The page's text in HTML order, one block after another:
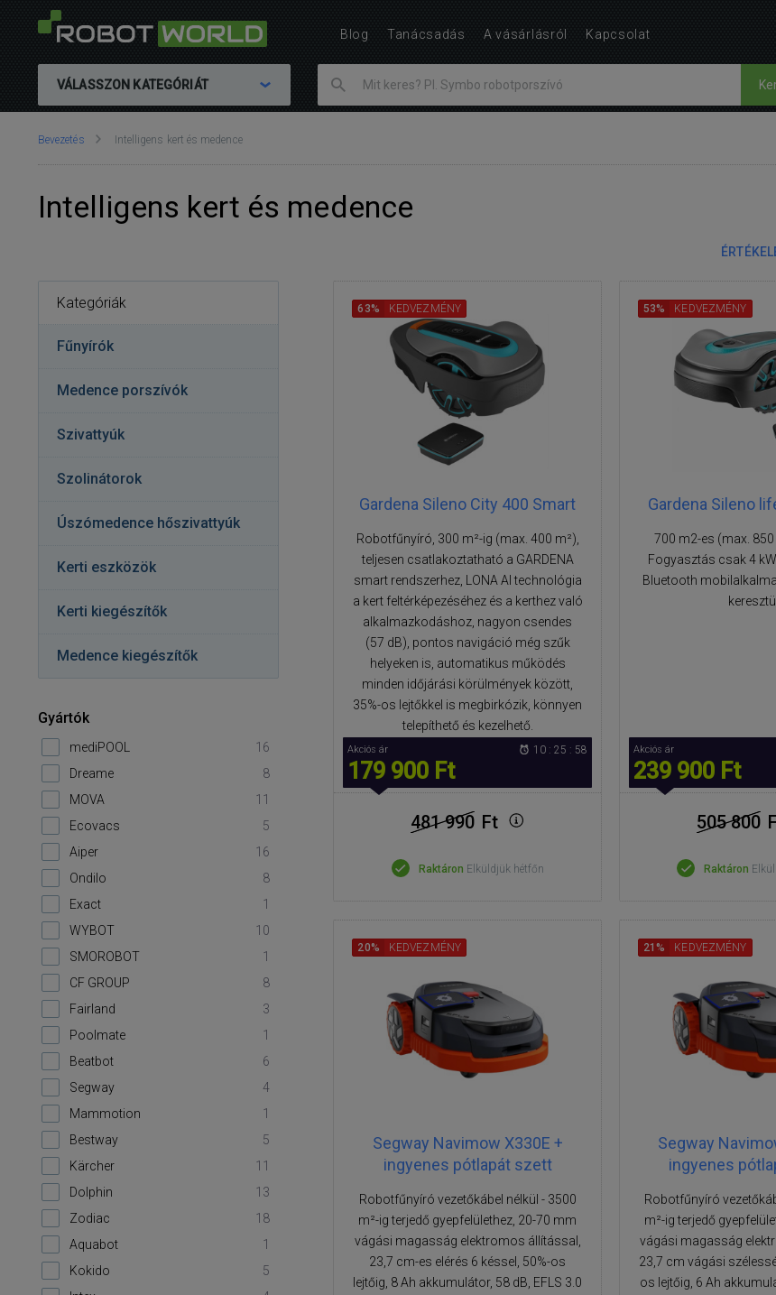
VÁLASSZON KATEGÓRIÁT
Ön
Bevezetés Intelligens kert és medence
Intelligens kert és medence
Gardena Sileno City 400 Smart
Robotfűnyíró, 300 m²-ig (max. 400 m²),
teljesen csatlakoztatható a GARDENA
smart rendszerhez, LONA AI technológia
a kert feltérképezéséhez és a kerthez való
alkalmazkodáshoz, nagyon csendes
(57 dB), pontos navigáció még szűk
helyeken is, automatikus működés
minden időjárási körülmények között,
35%-os lejtőkkel is megbirkózik, könnyen
telepíthető és kezelhető.
63% KEDVEZMÉNY
Akciós ár
179 900 Ft
10 : 25 : 57
481 990 Ft
Raktáron Elküldjük hétfőn
Gardena Sileno
700 m2-es (max. 850
Fogyasztás csak 4
Bluetooth
keresztül
53% KEDVEZMÉNY
Akciós ár
239 900 Ft
505 800
Raktáron
Segway Navimow X330E +
ingyenes pótlapát szett
Robotfűnyíró vezetőkábel nélkül - 3500
m²-ig terjedő gyepfelülethez, 20-70 mm
vágási magasság elektromos állítással,
23,7 cm-es elérés 6 késsel, 50%-os
lejtőig, 8 Ah akkumulátor, 58 dB, EFLS 3.0
20% KEDVEZMÉNY
Segway
ingyenes
Robotfűnyíró
m²-ig terjedő
vágási magasság
23,7 cm vágási
os lejtőig, 6 Ah
21% KEDVEZMÉNY
Kategóriák
Fűnyírók
Medence porszívók
Szivattyúk
Szolinátorok
Úszómedence hőszivattyúk
Kerti eszközök
Kerti kiegészítők
Medence kiegészítők
Gyártók
mediPOOL
16
Dreame
8
MOVA
11
Ecovacs
5
Aiper
16
Ondilo
8
Exact
1
WYBOT
10
SMOROBOT
1
CF GROUP
8
Fairland
3
Poolmate
1
Beatbot
6
Segway
4
Mammotion
1
Bestway
5
Kärcher
11
Dolphin
13
Zodiac
18
Aquabot
1
Kokido
5
Blog Tanácsadás A vásárlásról Kapcsolat